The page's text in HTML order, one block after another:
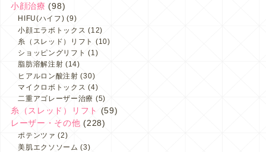
小顔治療 (98)
HIFU(ハイフ) (9)
小顔エラボトックス (12)
糸（スレッド）リフト (10)
ショッピングリフト (1)
脂肪溶解注射 (14)
ヒアルロン酸注射 (30)
マイクロボトックス (4)
二重アゴレーザー治療 (5)
糸（スレッド）リフト
(59)
レーザー・その他 (228)
ポテンツァ (2)
美肌エクソソーム (3)